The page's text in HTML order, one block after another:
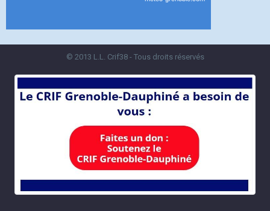
© 2013 L.L. Crif38 - Tous droits réservés